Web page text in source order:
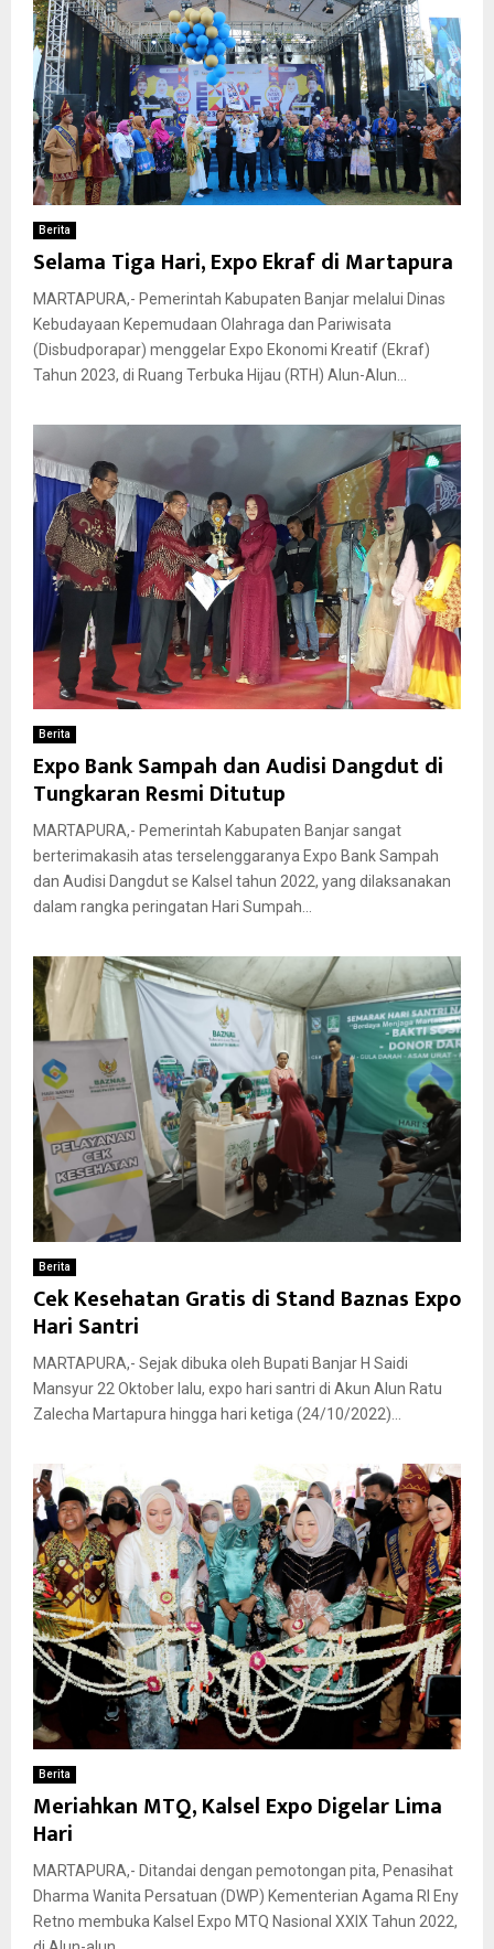
Berita
Selama Tiga Hari, Expo Ekraf di Martapura
MARTAPURA,- Pemerintah Kabupaten Banjar melalui Dinas
Kebudayaan Kepemudaan Olahraga dan Pariwisata
(Disbudporapar) menggelar Expo Ekonomi Kreatif (Ekraf)
Tahun 2023, di Ruang Terbuka Hijau (RTH) Alun-Alun...
Berita
Expo Bank Sampah dan Audisi Dangdut di
Tungkaran Resmi Ditutup
MARTAPURA,- Pemerintah Kabupaten Banjar sangat
berterimakasih atas terselenggaranya Expo Bank Sampah
dan Audisi Dangdut se Kalsel tahun 2022, yang dilaksanakan
dalam rangka peringatan Hari Sumpah...
Berita
Cek Kesehatan Gratis di Stand Baznas Expo
Hari Santri
MARTAPURA,- Sejak dibuka oleh Bupati Banjar H Saidi
Mansyur 22 Oktober lalu, expo hari santri di Akun Alun Ratu
Zalecha Martapura hingga hari ketiga (24/10/2022)...
Berita
Meriahkan MTQ, Kalsel Expo Digelar Lima
Hari
MARTAPURA,- Ditandai dengan pemotongan pita, Penasihat
Dharma Wanita Persatuan (DWP) Kementerian Agama RI Eny
Retno membuka Kalsel Expo MTQ Nasional XXIX Tahun 2022,